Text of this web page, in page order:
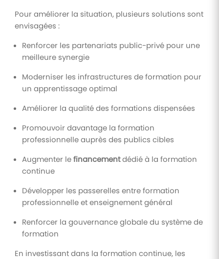
Pour améliorer la situation, plusieurs solutions sont
envisagées :
Renforcer les partenariats public-privé pour une
meilleure synergie
Moderniser les infrastructures de formation pour
un apprentissage optimal
Améliorer la qualité des formations dispensées
Promouvoir davantage la formation
professionnelle auprès des publics cibles
Augmenter lefinancementdédié à la formation
continue
Développer les passerelles entre formation
professionnelle et enseignement général
Renforcer la gouvernance globale du système de
formation
En investissant dans la formation continue, les